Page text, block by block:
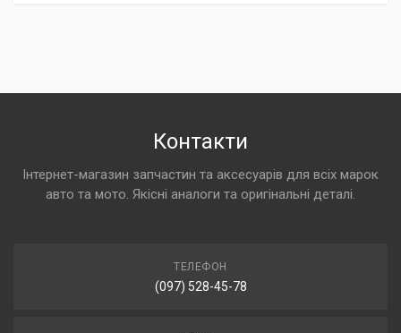
Контакти
Інтернет-магазин запчастин та аксесуарів для всіх марок
авто та мото. Якісні аналоги та оригінальні деталі.
ТЕЛЕФОН
(097) 528-45-78